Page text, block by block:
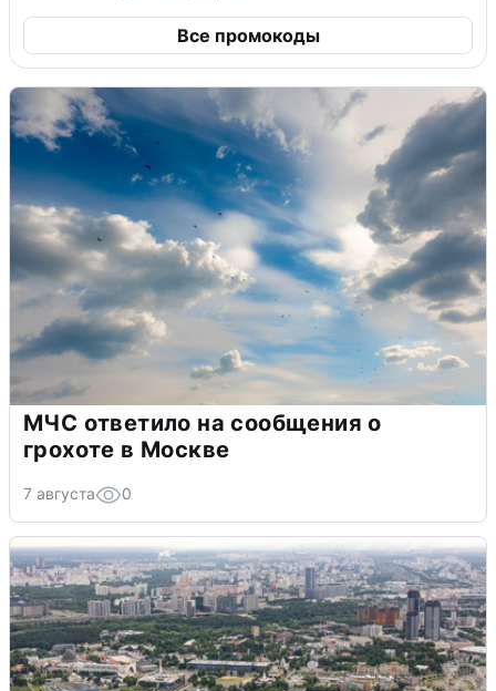
Все промокоды
МЧС ответило на сообщения о
грохоте в Москве
7 августа 0